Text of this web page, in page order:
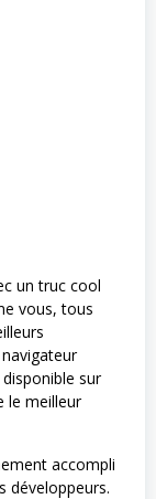
un truc cool
vous, tous
sur
le meilleur
accompli
développeurs.